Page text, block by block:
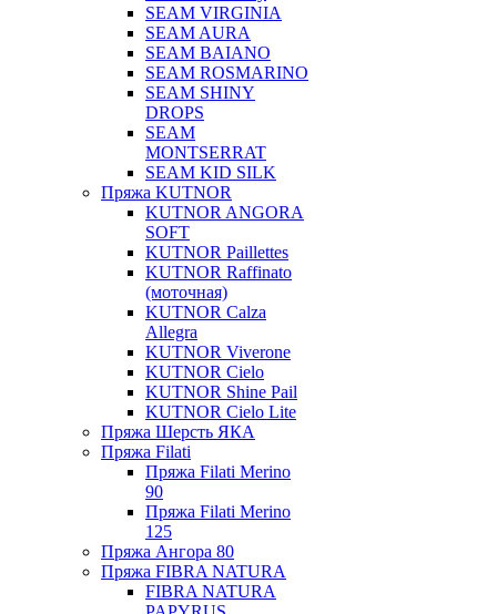
SEAM VIRGINIA
SEAM AURA
SEAM BAIANO
SEAM ROSMARINO
SEAM SHINY
DROPS
SEAM
MONTSERRAT
SEAM KID SILK
Пряжа KUTNOR
KUTNOR ANGORA
SOFT
KUTNOR Paillettes
KUTNOR Raffinato
(моточная)
KUTNOR Calza
Allegra
KUTNOR Viverone
KUTNOR Cielo
KUTNOR Shine Pail
KUTNOR Cielo Lite
Пряжа Шерсть ЯКА
Пряжа Filati
Пряжа Filati Merino
90
Пряжа Filati Merino
125
Пряжа Ангора 80
Пряжа FIBRA NATURA
FIBRA NATURA